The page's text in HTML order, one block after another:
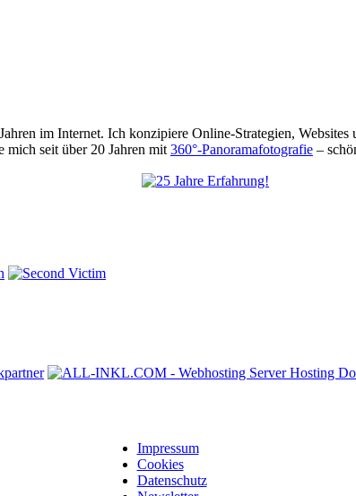
im Internet. Ich konzipiere Online-Strategien, Websites
seit über 20 Jahren mit 360°-Panoramafotografie –
Impressum
Cookies
Datenschutz